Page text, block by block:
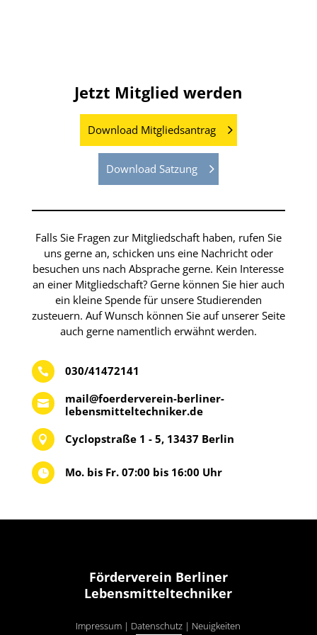
Jetzt Mitglied werden
Download Mitgliedsantrag
Download Satzung
Falls Sie Fragen zur Mitgliedschaft haben, rufen Sie
uns gerne an, schicken uns eine Nachricht oder
besuchen uns nach Absprache gerne. Kein Interesse
an einer Mitgliedschaft? Gerne können Sie hier auch
ein kleine Spende für unsere Studierenden
zusteuern. Auf Wunsch können Sie auf unserer Seite
auch gerne namentlich erwähnt werden.
 030/41472141

mail@foerderverein-berliner-
lebensmitteltechniker.de
 Cyclopstraße 1 - 5, 13437 Berlin
 Mo. bis Fr. 07:00 bis 16:00 Uhr
Förderverein Berliner
Lebensmitteltechniker
Impressum | Datenschutz | Neuigkeiten